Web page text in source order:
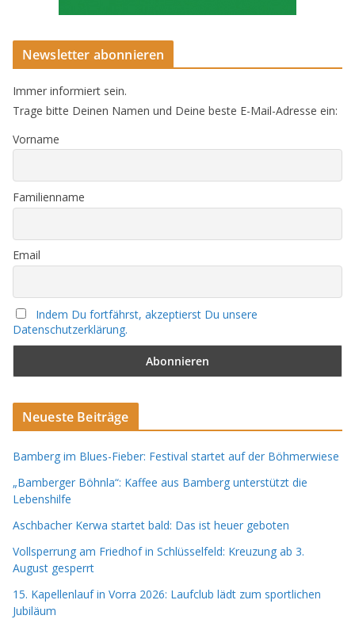
Newsletter abonnieren
Immer informiert sein.
Trage bitte Deinen Namen und Deine beste E-Mail-Adresse ein:
Vorname
Familienname
Email
Indem Du fortfährst, akzeptierst Du unsere
Datenschutzerklärung.
Neueste Beiträge
Bamberg im Blues-Fieber: Festival startet auf der Böhmerwiese
„Bamberger Böhnla“: Kaffee aus Bamberg unterstützt die
Lebenshilfe
Aschbacher Kerwa startet bald: Das ist heuer geboten
Vollsperrung am Friedhof in Schlüsselfeld: Kreuzung ab 3.
August gesperrt
15. Kapellenlauf in Vorra 2026: Laufclub lädt zum sportlichen
Jubiläum